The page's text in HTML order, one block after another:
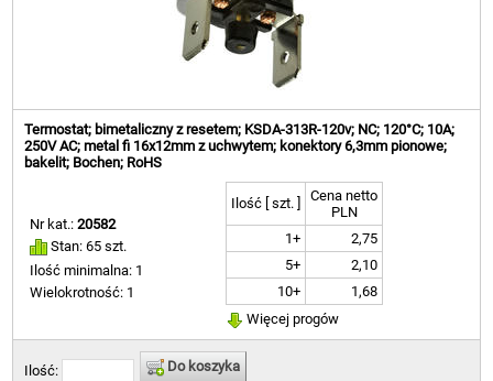
Termostat; bimetaliczny z resetem; KSDA-313R-120v; NC; 120°C; 10A;
250V AC; metal fi 16x12mm z uchwytem; konektory 6,3mm pionowe;
bakelit; Bochen; RoHS
Nr kat.:20582
Stan: 65 szt.
Ilość minimalna: 1
Wielokrotność: 1
Ilość [ szt. ]
Cena netto
PLN
1+
2,75
5+
2,10
10+
1,68
Więcej progów
Ilość: Do koszyka